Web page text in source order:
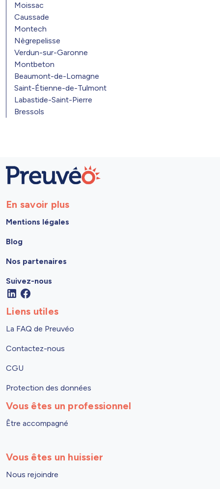
Moissac
Caussade
Montech
Nègrepelisse
Verdun-sur-Garonne
Montbeton
Beaumont-de-Lomagne
Saint-Étienne-de-Tulmont
Labastide-Saint-Pierre
Bressols
En savoir plus
Mentions légales
Blog
Nos partenaires
Suivez-nous
Liens utiles
La FAQ de Preuvéo
Contactez-nous
CGU
Protection des données
Vous êtes un professionnel
Être accompagné
Vous êtes un huissier
Nous rejoindre